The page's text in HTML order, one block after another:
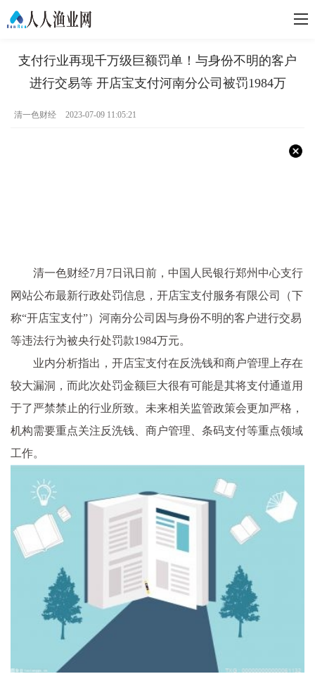
支付行业再现千万级巨额罚单！与身份不明的客户
进行交易等 开店宝支付河南分公司被罚1984万
清一色财经 2023-07-09 11:05:21
清一色财经7月7日讯日前，中国人民银行郑州中心支行
网站公布最新行政处罚信息，开店宝支付服务有限公司（下
称“开店宝支付”）河南分公司因与身份不明的客户进行交易
等违法行为被央行处罚款1984万元。
业内分析指出，开店宝支付在反洗钱和商户管理上存在
较大漏洞，而此次处罚金额巨大很有可能是其将支付通道用
于了严禁禁止的行业所致。未来相关监管政策会更加严格，
机构需要重点关注反洗钱、商户管理、条码支付等重点领域
工作。